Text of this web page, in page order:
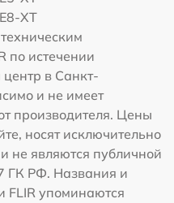
XT
по истечении
в Санкт-
и не имеет
производителя. Цены
носят исключительно
не являются публичной
ГК РФ. Названия и
FLIR упоминаются